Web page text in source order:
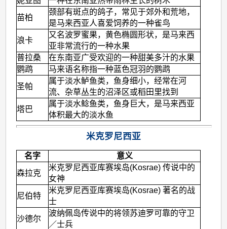
苗柏
颈部有斑点的鸽子，常见于郊外和荒地，
是马来西亚人喜爱饲养的一种雀鸟
浪卡
又名波罗蜜果，黄色椭圆形状，是马来西
亚非常流行的一种水果
普拉桑
在东南亚广受欢迎的一种甜美多汁的水果
鹦鹉
马来语名称指一种蓝色冠羽的鹦鹉
圣帕
属于淡水鲈鱼类，鱼身细小，经常在河
流、杂草丛生的沼泽区或稻田里找到
塔巴
属于淡水鲶鱼类，鱼身巨大，是马来西亚
体积最大的淡水鱼
米克罗尼西亚
名字
意义
森拉克
米克罗尼西亚库赛埃岛(Kosrae) 传说中的
女神
尼伯特
米克罗尼西亚库赛埃岛(Kosrae) 著名的战
士
沙德尔
波纳佩岛传说中的将领苏迪罗可靠的守卫
／士兵